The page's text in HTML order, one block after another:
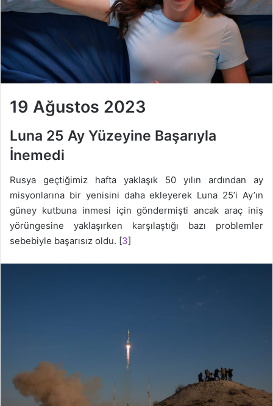
19 Ağustos 2023
Luna 25 Ay Yüzeyine Başarıyla
İnemedi
Rusya geçtiğimiz hafta yaklaşık 50 yılın ardından ay
misyonlarına bir yenisini daha ekleyerek Luna 25’i Ay’ın
güney kutbuna inmesi için göndermişti ancak araç iniş
yörüngesine yaklaşırken karşılaştığı bazı problemler
sebebiyle başarısız oldu. [3]